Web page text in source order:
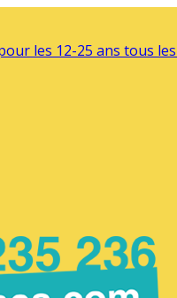
les 12-25 ans tous